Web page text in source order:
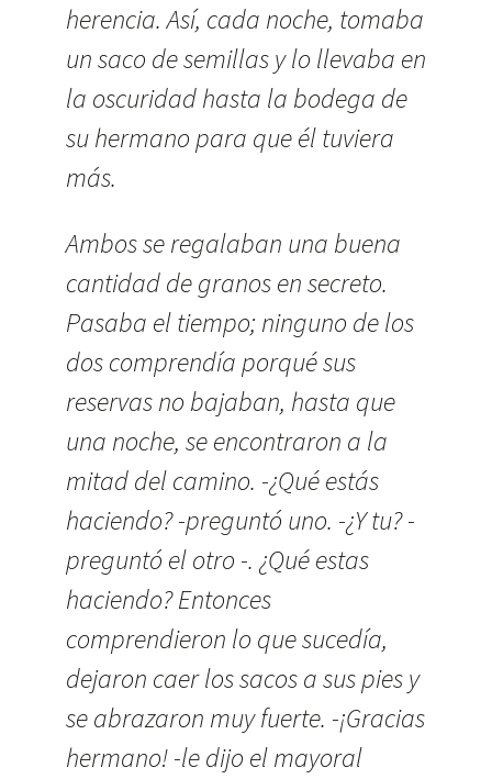
herencia. Así, cada noche, tomaba
un saco de semillas y lo llevaba en
la oscuridad hasta la bodega de
su hermano para que él tuviera
más.
Ambos se regalaban una buena
cantidad de granos en secreto.
Pasaba el tiempo; ninguno de los
dos comprendía porqué sus
reservas no bajaban, hasta que
una noche, se encontraron a la
mitad del camino. -¿Qué estás
haciendo? -preguntó uno. -¿Y tu? -
preguntó el otro -. ¿Qué estas
haciendo? Entonces
comprendieron lo que sucedía,
dejaron caer los sacos a sus pies y
se abrazaron muy fuerte. -¡Gracias
hermano! -le dijo el mayoral